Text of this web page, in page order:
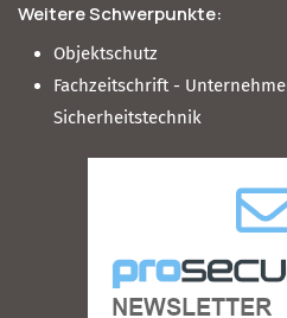
Weitere Schwerpunkte:
Objektschutz
Fachzeitschrift -
Sicherheitstechnik